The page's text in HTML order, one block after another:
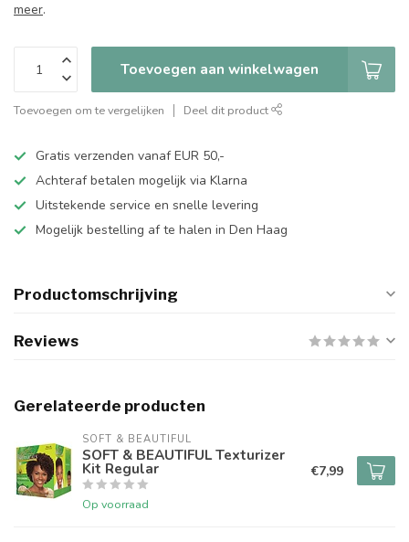
meer.
Toevoegen aan winkelwagen
Toevoegen om te vergelijken Deel dit product
Gratis verzenden vanaf EUR 50,-
Achteraf betalen mogelijk via Klarna
Uitstekende service en snelle levering
Mogelijk bestelling af te halen in Den Haag
Productomschrijving
Reviews
Gerelateerde producten
SOFT & BEAUTIFUL
SOFT & BEAUTIFUL Texturizer
Kit Regular
Op voorraad
€7,99